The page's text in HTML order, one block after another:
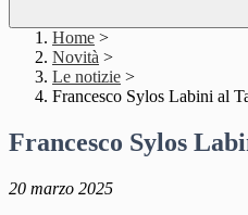
Home >
Novità >
Le notizie >
Francesco Sylos Labini al
Francesco Sylos
20 marzo 2025